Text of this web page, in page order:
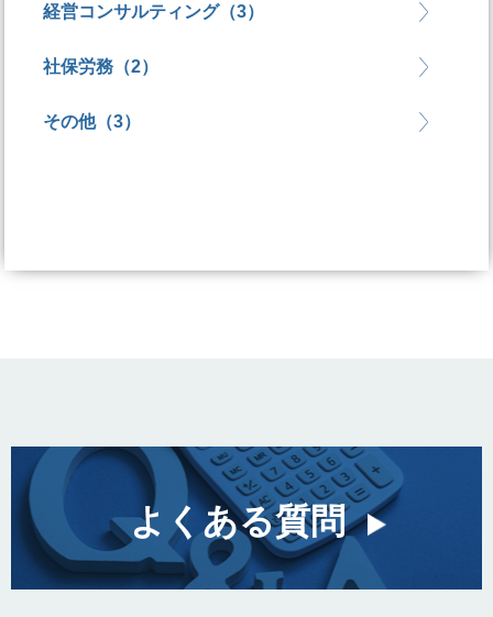
経営コンサルティング（3）
社保労務（2）
その他（3）
よくある質問